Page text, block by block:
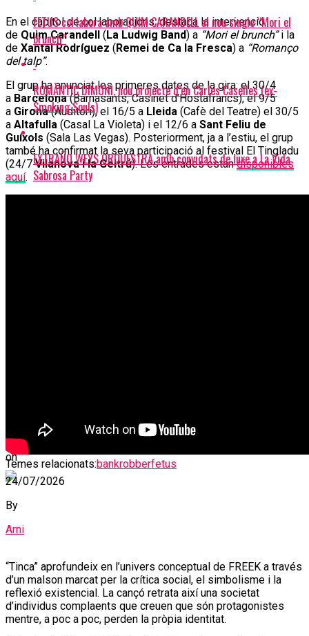
En el capítol de col·laboracions, destaca la intervenció
de Quim Carandell (La Ludwig Band) a “Mori el brunch”i la
de Xantal Rodríguez (Remei de Ca la Fresca) a “Romanço
del talp”.
El grup ha anunciat les primeres dates de la gira: el 30/4
a Barcelona(Barnasants, Casinet d’Hostafrancs), el 9/5
a Girona(Auditori), el 16/5 a Lleida (Cafè del Teatre) el 30/5
a Altafulla (Casal La Violeta) i el 12/6 a Sant Feliu de
Guíxols (Sala Las Vegas). Posteriorment, ja a l’estiu, el grup
també ha confirmat la seva participació al festival El Tingladu
(24/7Vilanova i la Geltrú). Les entrades estandisponibles
aquí.
Temes relacionats:bankrobberfetus
FETUS col·labora amb QUIM CARANDELL al nou single “Mori el
brunch”
ROMÀNTIC DIMONI, nou projecte d’en Carles Caselles (ex-
Smoking Souls)
EXTRAÑO WEYS ORQUESTRA amb convidats de luxe a La Vida
Sabrosa Party
2 setmanes ago
on
24/07/2026
By
Arni
“Tinca” aprofundeix en l’univers conceptual de FREEK a través
d’un malson marcat per la crítica social, el simbolisme i la
reflexió existencial. La cançó retrata així una societat
d’individus complaents que creuen que són protagonistes
mentre, a poc a poc, perden la pròpia identitat.